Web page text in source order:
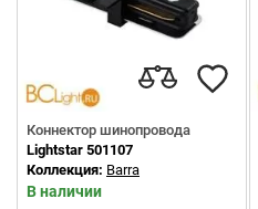
Коннектор шинопровода
Lightstar 501107
Коллекция: Barra
В наличии